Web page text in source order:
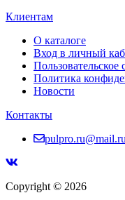
Клиентам
О каталоге
Вход в личный
Пользовательское
Политика
Новости
Контакты
Copyright © 2026